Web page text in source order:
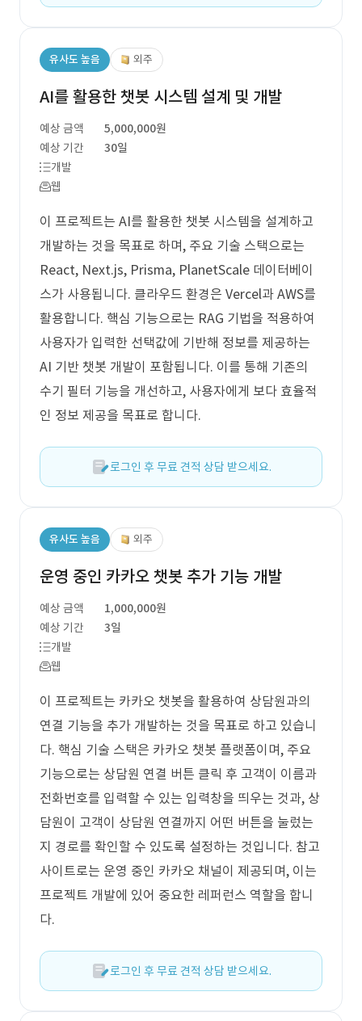
유사도 높음 외주
AI를 활용한 챗봇 시스템 설계 및 개발
예상 금액
5,000,000원
예상 기간
30일
개발
웹
이 프로젝트는 AI를 활용한 챗봇 시스템을 설계하고
개발하는 것을 목표로 하며, 주요 기술 스택으로는
React, Next.js, Prisma, PlanetScale 데이터베이
스가 사용됩니다. 클라우드 환경은 Vercel과 AWS를
활용합니다. 핵심 기능으로는 RAG 기법을 적용하여
사용자가 입력한 선택값에 기반해 정보를 제공하는
AI 기반 챗봇 개발이 포함됩니다. 이를 통해 기존의
수기 필터 기능을 개선하고, 사용자에게 보다 효율적
인 정보 제공을 목표로 합니다.
로그인 후 무료 견적 상담 받으세요.
유사도 높음 외주
운영 중인 카카오 챗봇 추가 기능 개발
예상 금액
1,000,000원
예상 기간
3일
개발
웹
이 프로젝트는 카카오 챗봇을 활용하여 상담원과의
연결 기능을 추가 개발하는 것을 목표로 하고 있습니
다. 핵심 기술 스택은 카카오 챗봇 플랫폼이며, 주요
기능으로는 상담원 연결 버튼 클릭 후 고객이 이름과
전화번호를 입력할 수 있는 입력창을 띄우는 것과, 상
담원이 고객이 상담원 연결까지 어떤 버튼을 눌렀는
지 경로를 확인할 수 있도록 설정하는 것입니다. 참고
사이트로는 운영 중인 카카오 채널이 제공되며, 이는
프로젝트 개발에 있어 중요한 레퍼런스 역할을 합니
다.
로그인 후 무료 견적 상담 받으세요.